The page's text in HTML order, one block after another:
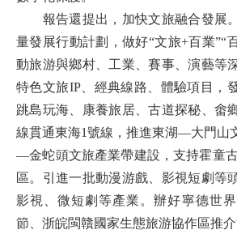
報告還提出，加快文旅融合發展
量發展行動計劃，做好“文旅+百業”“
動旅游與鄉村、工業、賽事、演藝等
特色文旅IP、經典線路、體驗項目，
跳島玩海、康養旅居、古道探秘、畬
線貫通東海1號線，推進東湖—大門山
—金蛇頭文旅產業帶建設，支持霍童
區。引進一批動漫游戲、影視短劇等
影視、微短劇等產業。辦好寧德世
節、浙皖閩贛國家生態旅游協作區推介